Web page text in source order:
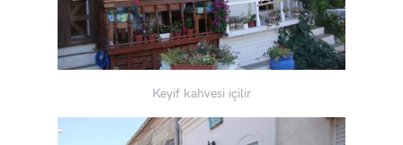
Keyif kahvesi içilir